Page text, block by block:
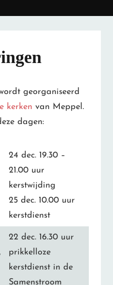
georganiseerd
kerken van Meppel.
dagen:
24 dec. 19.30 –
21.00 uur
kerstwijding
25 dec. 10.00 uur
kerstdienst
22 dec. 16.30 uur
prikkelloze
kerstdienst in de
Samenstroom